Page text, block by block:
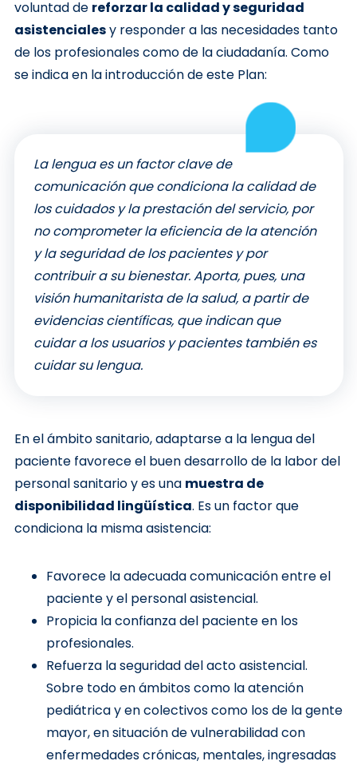
voluntad de reforzar la calidad y seguridad
asistencialesy responder a las necesidades tanto
de los profesionales como de la ciudadanía. Como
se indica en la introducción de este Plan:
La lengua es un factor clave de
comunicación que condiciona la calidad de
los cuidados y la prestación del servicio, por
no comprometer la eficiencia de la atención
y la seguridad de los pacientes y por
contribuir a su bienestar. Aporta, pues, una
visión humanitarista de la salud, a partir de
evidencias científicas, que indican que
cuidar a los usuarios y pacientes también es
cuidar su lengua.
En el ámbito sanitario, adaptarse a la lengua del
paciente favorece el buen desarrollo de la labor del
personal sanitario y es una muestra de
disponibilidad lingüística. Es un factor que
condiciona la misma asistencia:
Favorece la adecuada comunicación entre el
paciente y el personal asistencial.
Propicia la confianza del paciente en los
profesionales.
Refuerza la seguridad del acto asistencial.
Sobre todo en ámbitos como la atención
pediátrica y en colectivos como los de la gente
mayor, en situación de vulnerabilidad con
enfermedades crónicas, mentales, ingresadas